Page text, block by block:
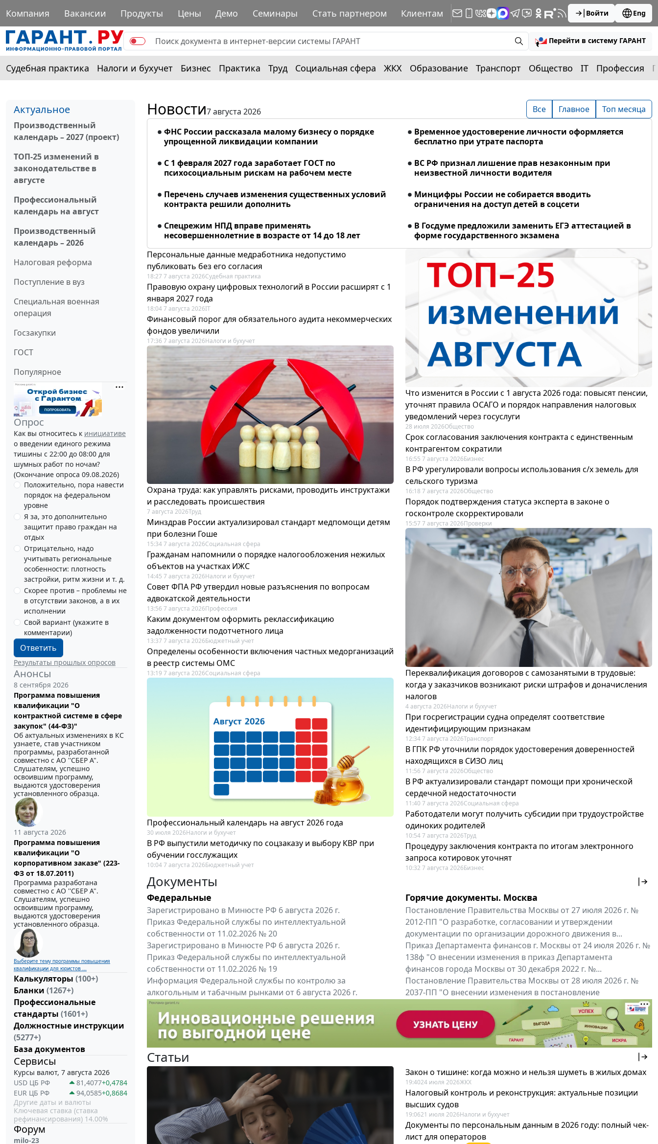
Компания Вакансии Продукты Цены Демо Семинары Стать партнером Клиентам Войти Eng
Перейти в систему ГАРАНТ
Судебная практика Налоги и бухучет Бизнес Практика Труд Социальная сфера ЖКХ Образование Транспорт Общество IT Профессия
Актуальное
Производственный
календарь – 2027 (проект)
ТОП-25 изменений в
законодательстве в
августе
Профессиональный
календарь на август
Производственный
календарь – 2026
Налоговая реформа
Поступление в вуз
Специальная военная
операция
Госзакупки
ГОСТ
Популярное
Опрос
Как вы относитесь к инициативе
о введении единого режима
тишины с 22:00 до 08:00 для
шумных работ по ночам?
(Окончание опроса 09.08.2026)
Положительно, пора навести
порядок на федеральном
уровне
Я за, это дополнительно
защитит право граждан на
отдых
Отрицательно, надо
учитывать региональные
особенности: плотность
застройки, ритм жизни и т. д.
Скорее против – проблемы не
в отсутствии законов, а в их
исполнении
Свой вариант (укажите в
комментарии)
Ответить
Результаты прошлых опросов
Анонсы
8 сентября 2026
Программа повышения
квалификации "О
контрактной системе в сфере
закупок" (44-ФЗ)"
Об актуальных изменениях в КС
узнаете, став участником
программы, разработанной
совместно с АО ''СБЕР А".
Слушателям, успешно
освоившим программу,
выдаются удостоверения
установленного образца.
11 августа 2026
Программа повышения
квалификации "О
корпоративном заказе" (223-
ФЗ от 18.07.2011)
Программа разработана
совместно с АО ''СБЕР А".
Слушателям, успешно
освоившим программу,
выдаются удостоверения
установленного образца.
Выберите тему программы повышения
квалификации для юристов ...
Калькуляторы (100+)
Бланки (1267+)
Профессиональные
стандарты (1601+)
Должностные инструкции
(5277+)
База документов
Сервисы
Курсы валют, 7 августа 2026
USD ЦБ РФ
81,4077+0,4784
EUR ЦБ РФ
94,0585+0,8684
Другие даты и валюты
Ключевая ставка (ставка
рефинансирования) 14.00%
Форум
milo-23
Новости7 августа 2026 Все Главное Топ месяца
ФНС России рассказала малому бизнесу о порядке
упрощенной ликвидации компании
Временное удостоверение личности оформляется
бесплатно при утрате паспорта
С 1 февраля 2027 года заработает ГОСТ по
психосоциальным рискам на рабочем месте
ВС РФ признал лишение прав незаконным при
неизвестной личности водителя
Перечень случаев изменения существенных условий
контракта решили дополнить
Минцифры России не собирается вводить
ограничения на доступ детей в соцсети
Спецрежим НПД вправе применять
несовершеннолетние в возрасте от 14 до 18 лет
В Госдуме предложили заменить ЕГЭ аттестацией в
форме государственного экзамена
Персональные данные медработника недопустимо
публиковать без его согласия
18:27 7 августа 2026Судебная практика
Правовую охрану цифровых технологий в России расширят с 1
января 2027 года
18:04 7 августа 2026IT
Финансовый порог для обязательного аудита некоммерческих
фондов увеличили
17:36 7 августа 2026Налоги и бухучет
Охрана труда: как управлять рисками, проводить инструктажи
и расследовать происшествия
7 августа 2026Труд
Минздрав России актуализировал стандарт медпомощи детям
при болезни Гоше
15:34 7 августа 2026Социальная сфера
Гражданам напомнили о порядке налогообложения нежилых
объектов на участках ИЖС
14:45 7 августа 2026Налоги и бухучет
Совет ФПА РФ утвердил новые разъяснения по вопросам
адвокатской деятельности
13:56 7 августа 2026Профессия
Каким документом оформить реклассификацию
задолженности подотчетного лица
13:37 7 августа 2026Бюджетный учет
Определены особенности включения частных медорганизаций
в реестр системы ОМС
13:19 7 августа 2026Социальная сфера
Профессиональный календарь на август 2026 года
30 июля 2026Налоги и бухучет
В РФ выпустили методичку по соцзаказу и выбору КВР при
обучении госслужащих
10:04 7 августа 2026Бюджетный учет
Что изменится в России с 1 августа 2026 года: повысят пенсии,
уточнят правила ОСАГО и порядок направления налоговых
уведомлений через госуслуги
28 июля 2026Общество
Срок согласования заключения контракта с единственным
контрагентом сократили
16:55 7 августа 2026Бизнес
В РФ урегулировали вопросы использования с/х земель для
сельского туризма
16:18 7 августа 2026Общество
Порядок подтверждения статуса эксперта в законе о
госконтроле скорректировали
15:57 7 августа 2026Проверки
Переквалификация договоров с самозанятыми в трудовые:
когда у заказчиков возникают риски штрафов и доначисления
налогов
4 августа 2026Налоги и бухучет
При госрегистрации судна определят соответствие
идентифицирующим признакам
12:34 7 августа 2026Транспорт
В ГПК РФ уточнили порядок удостоверения доверенностей
находящихся в СИЗО лиц
11:56 7 августа 2026Общество
В РФ актуализировали стандарт помощи при хронической
сердечной недостаточности
11:40 7 августа 2026Социальная сфера
Работодатели могут получить субсидии при трудоустройстве
одиноких родителей
10:54 7 августа 2026Труд
Процедуру заключения контракта по итогам электронного
запроса котировок уточнят
10:32 7 августа 2026Бизнес
Документы
Федеральные
Зарегистрировано в Минюсте РФ 6 августа 2026 г.
Приказ Федеральной службы по интеллектуальной
собственности от 11.02.2026 № 20
Зарегистрировано в Минюсте РФ 6 августа 2026 г.
Приказ Федеральной службы по интеллектуальной
собственности от 11.02.2026 № 19
Информация Федеральной службы по контролю за
алкогольным и табачным рынками от 6 августа 2026 г.
"Вниманию производителей и импортёров алкогольной...
Все федеральные документы
Горячие документы. Москва
Постановление Правительства Москвы от 27 июля 2026 г. №
2012-ПП "О разработке, согласовании и утверждении
документации по организации дорожного движения в...
Приказ Департамента финансов г. Москвы от 24 июля 2026 г. №
138ф "О внесении изменения в приказ Департамента
финансов города Москвы от 30 декабря 2022 г. №...
Постановление Правительства Москвы от 28 июля 2026 г. №
2037-ПП "О внесении изменения в постановление
Правительства Москвы от 26 июля 2011 г. № 334-ПП"
Все региональные документы Мой регион ...
Статьи
Закон о тишине: когда можно и нельзя шуметь в жилых домах
19:4024 июля 2026ЖКХ
Налоговый контроль и реконструкция: актуальные позиции
высших судов
19:0621 июля 2026Налоги и бухучет
Документы по персональным данным в 2026 году: полный чек-
лист для операторов